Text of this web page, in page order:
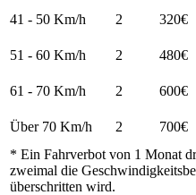
41 - 50 Km/h 2 320€
51 - 60 Km/h 2 480€
61 - 70 Km/h 2 600€
Über 70 Km/h 2 700€
* Ein Fahrverbot von 1 Monat
zweimal die
überschritten wird.